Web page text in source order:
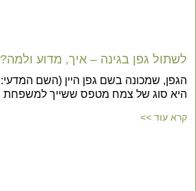
לשתול גפן בגינה – איך, מדוע ולמה?
היא סוג של צמח מטפס ששייך למשפחת
קרא עוד >>